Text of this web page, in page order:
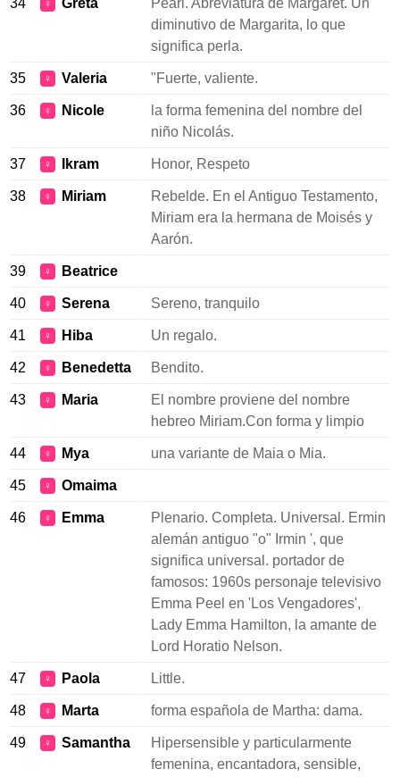
34 ♀ Greta
Pearl. Abreviatura de Margaret. Un
diminutivo de Margarita, lo que
significa perla.
35 ♀ Valeria "Fuerte, valiente.
36 ♀ Nicole
la forma femenina del nombre del
niño Nicolás.
37 ♀ Ikram Honor, Respeto
38 ♀ Miriam
Rebelde. En el Antiguo Testamento,
Miriam era la hermana de Moisés y
Aarón.
39 ♀ Beatrice
40 ♀ Serena Sereno, tranquilo
41 ♀ Hiba Un regalo.
42 ♀ Benedetta Bendito.
43 ♀ Maria
El nombre proviene del nombre
hebreo Miriam.Con forma y limpio
44 ♀ Mya una variante de Maia o Mia.
45 ♀ Omaima
46 ♀ Emma
Plenario. Completa. Universal. Ermin
alemán antiguo "o" Irmin ', que
significa universal. portador de
famosos: 1960s personaje televisivo
Emma Peel en 'Los Vengadores',
Lady Emma Hamilton, la amante de
Lord Horatio Nelson.
47 ♀ Paola Little.
48 ♀ Marta forma española de Martha: dama.
49 ♀ Samantha
Hipersensible y particularmente
femenina, encantadora, sensible,